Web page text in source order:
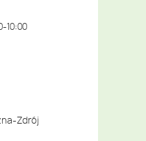
10:00
Zdrój